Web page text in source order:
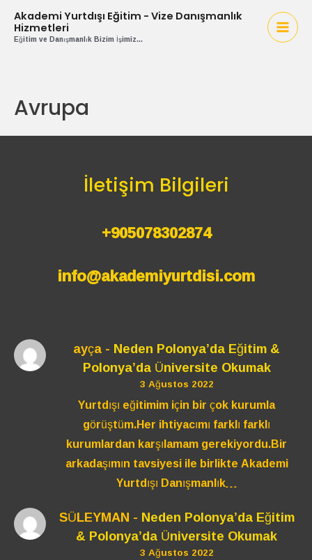
İçeriğe
atla
Akademi Yurtdışı Eğitim - Vize Danışmanlık
Hizmetleri
Eğitim ve Danışmanlık Bizim İşimiz...
Avrupa
İletişim Bilgileri
+905078302874
info@akademiyurtdisi.com
ayça- Neden Polonya’da Eğitim &
Polonya’da Üniversite Okumak
3 Ağustos 2022
Yurtdışı eğitimim için bir çok kurumla
görüştüm.Her ihtiyacımı farklı farklı
kurumlardan karşılamam gerekiyordu.Bir
arkadaşımın tavsiyesi ile birlikte Akademi
Yurtdışı Danışmanlık…
SÜLEYMAN - Neden Polonya’da Eğitim
& Polonya’da Üniversite Okumak
3 Ağustos 2022